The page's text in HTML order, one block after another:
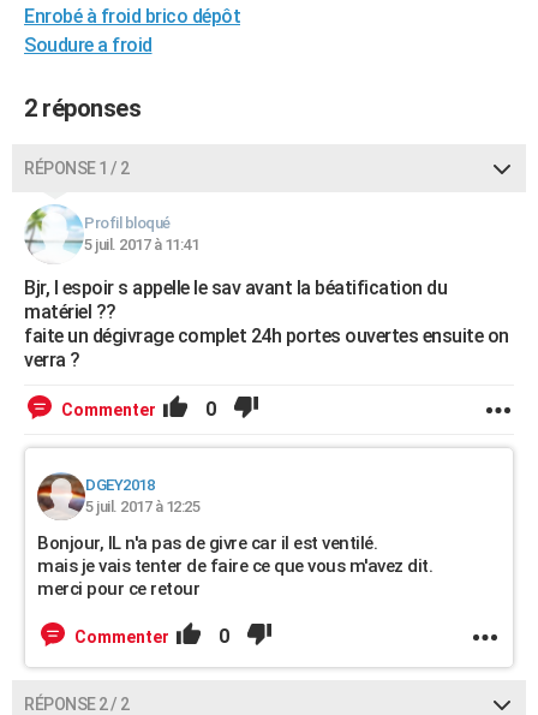
CARTE DE VOEUX
Dictionnaire
Biographies
Citations
Expressions
Proverbes
PROGRAMME TV
COPAINS D'AVANT
S'inscrire
Se connecter
Lycées
Collèges
Primaires
Universités
Entreprises
Service militaire
Avis de recherche
AVIS DE DÉCÈS
Bricolage
Lifestyle
Culture
Sport
Auto
Television
Voyage
Cinema
Enrobé à froid brico dépôt
Soudure a froid
2 réponses
RÉPONSE 1 / 2
Profil bloqué
5 juil. 2017 à 11:41
Bjr, l espoir s appelle le sav avant la béatification du
matériel ??
faite un dégivrage complet 24h portes ouvertes ensuite on
verra ?
Commenter 0
DGEY2018
5 juil. 2017 à 12:25
Bonjour, IL n'a pas de givre car il est ventilé.
mais je vais tenter de faire ce que vous m'avez dit.
merci pour ce retour
Commenter 0
RÉPONSE 2 / 2